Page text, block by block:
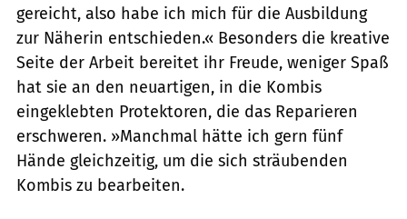
gereicht, also habe ich mich für die Ausbildung
zur Näherin entschieden.« Besonders die kreative
Seite der Arbeit bereitet ihr Freude, weniger Spaß
hat sie an den neuartigen, in die Kombis
eingeklebten Protektoren, die das Reparieren
erschweren. »Manchmal hätte ich gern fünf
Hände gleichzeitig, um die sich sträubenden
Kombis zu bearbeiten.